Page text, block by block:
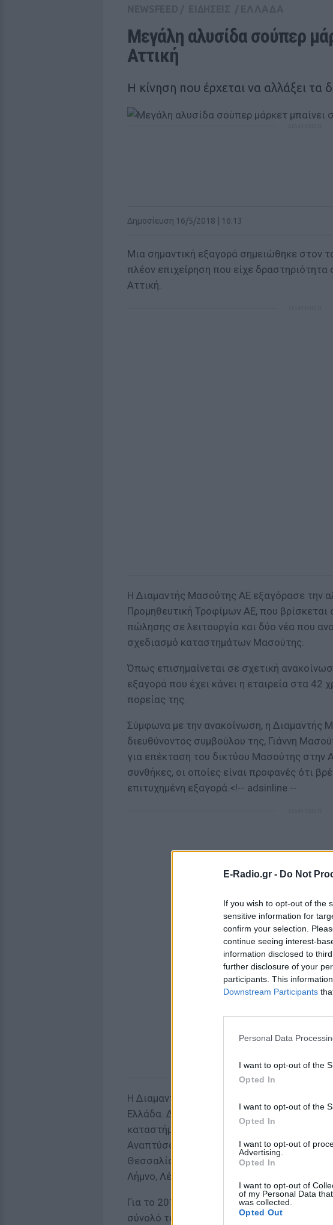
E-Radio.gr - Do Not
If you wish to opt-out of the
sensitive information for
confirm your selection.
continue seeing interest-
information disclosed to
further disclosure of your
participants. This
Downstream Participants
Personal Data
I want to opt-out of the
Opted In
I want to opt-out of the
Opted In
I want to opt-out of
Advertising.
Opted In
I want to opt-out of
of my Personal Data
was collected.
Opted Out
Μεγάλη αλυσίδα σούπερ
Αττική
Η κίνηση που έρχεται να αλλάξει τα
Δημοσίευση 16/5/2018 | 16:13
Μια σημαντική εξαγορά σημειώθηκε στον
πλέον επιχείρηση που είχε
Αττική.
H Διαμαντής Μασούτης ΑΕ εξαγόρασε την
Προμηθευτική Τροφίμων ΑΕ, που βρίσκεται
πώλησης σε λειτουργία και δύο νέα που
σχεδιασμό καταστημάτων Μασούτης.
Όπως επισημαίνεται σε σχετική
εξαγορά που έχει κάνει η εταιρεία στα 42
πορείας της.
Σύμφωνα με την ανακοίνωση, η Διαμαντής
διευθύνοντος συμβούλου της, Γιάννη
για επέκταση του δικτύου Μασούτης στην
συνθήκες, οι οποίες είναι προφανές ότι
επιτυχημένη εξαγορά.<!-- adsinline --
Η Διαμαντής Μασούτης ΑΕ είναι market
Ελλάδα. Διαθέτει δίκτυο καταστημάτων με
καταστήματα λιανικής και 22 καταστήματα
Αναπτύσσεται γεωγραφικά σε όλους τους
Θεσσαλίας, Ηπείρου, Φθιώτιδας,
Λήμνο, Λέσβο, Χίο και Θάσο.
Για το 2017, το προσωπικό που
σύνολό του ήταν 7.479 άτομα.